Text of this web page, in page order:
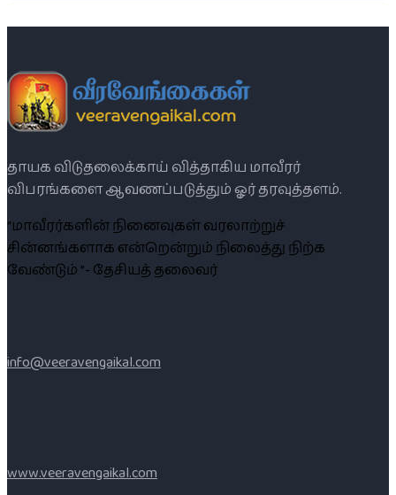
தாயக விடுதலைக்காய் வித்தாகிய மாவீரர்
விபரங்களை ஆவணப்படுத்தும் ஓர் தரவுத்தளம்.
“மாவீரர்களின் நினைவுகள் வரலாற்றுச்
சின்னங்களாக என்றென்றும் நிலைத்து நிற்க
வேண்டும் ”- தேசியத் தலைவர்
info@veeravengaikal.com
www.veeravengaikal.com